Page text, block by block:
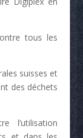
tous les
suisses et
des déchets
l’utilisation